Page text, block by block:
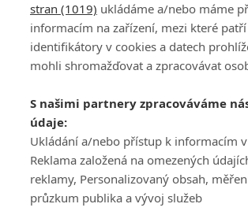
DISKUZE
Šéfredaktorkou webu jePetr Slavík, e-mail
Máte-li zájem o inzerci na našem webu
studio@koncal.com
Ochrana osobních údajů|Zásady používání
Upravit nastavení soukromí
stran (1019) ukládáme a/nebo máme
informacím na zařízení, mezi které
identifikátory v cookies a datech
mohli shromažďovat a zpracovávat
S našimi partnery zpracováváme
údaje:
Ukládání a/nebo přístup k informacím
Reklama založená na omezených
reklamy, Personalizovaný obsah,
průzkum publika a vývoj služeb